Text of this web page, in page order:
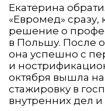
Екатерина
«Евромед» сразу,
решение о
в Польшу. После
она успешно с
и
октября вышла
стажировку в
внутренних дел